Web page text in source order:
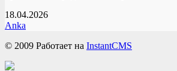
18.04.2026
Anka
© 2009 Работает на InstantCMS